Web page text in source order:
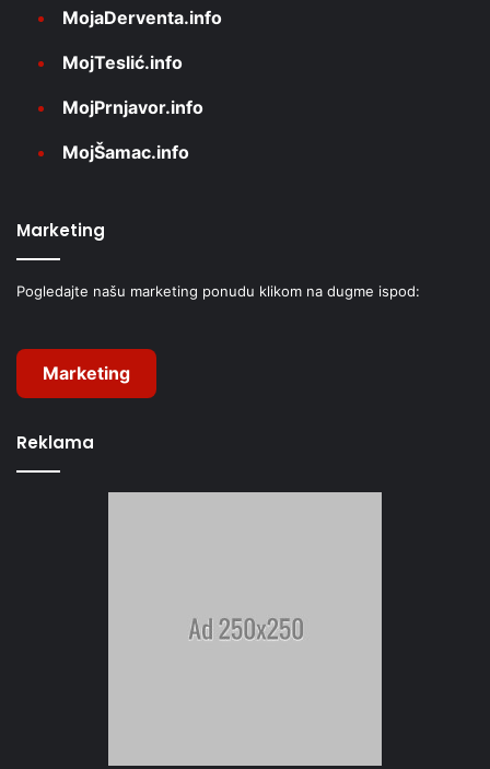
MojaDerventa.info
MojTeslić.info
MojPrnjavor.info
MojŠamac.info
Marketing
Pogledajte našu marketing ponudu klikom na dugme ispod:
Marketing
Reklama